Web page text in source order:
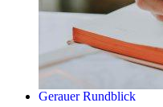
Gerauer Rundblick